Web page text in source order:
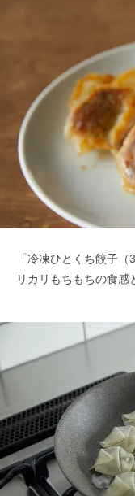
「冷凍ひとくち餃子
リカリもちもちの食感